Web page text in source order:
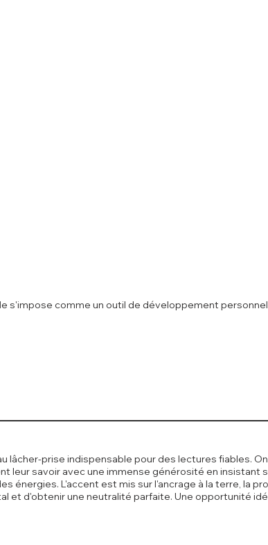
s'impose comme un outil de développement
lâcher-prise indispensable pour des lectures fiables.
leur savoir avec une immense générosité en
énergies. L'accent est mis sur l'ancrage à la terre, la
et d'obtenir une neutralité parfaite. Une opportunité